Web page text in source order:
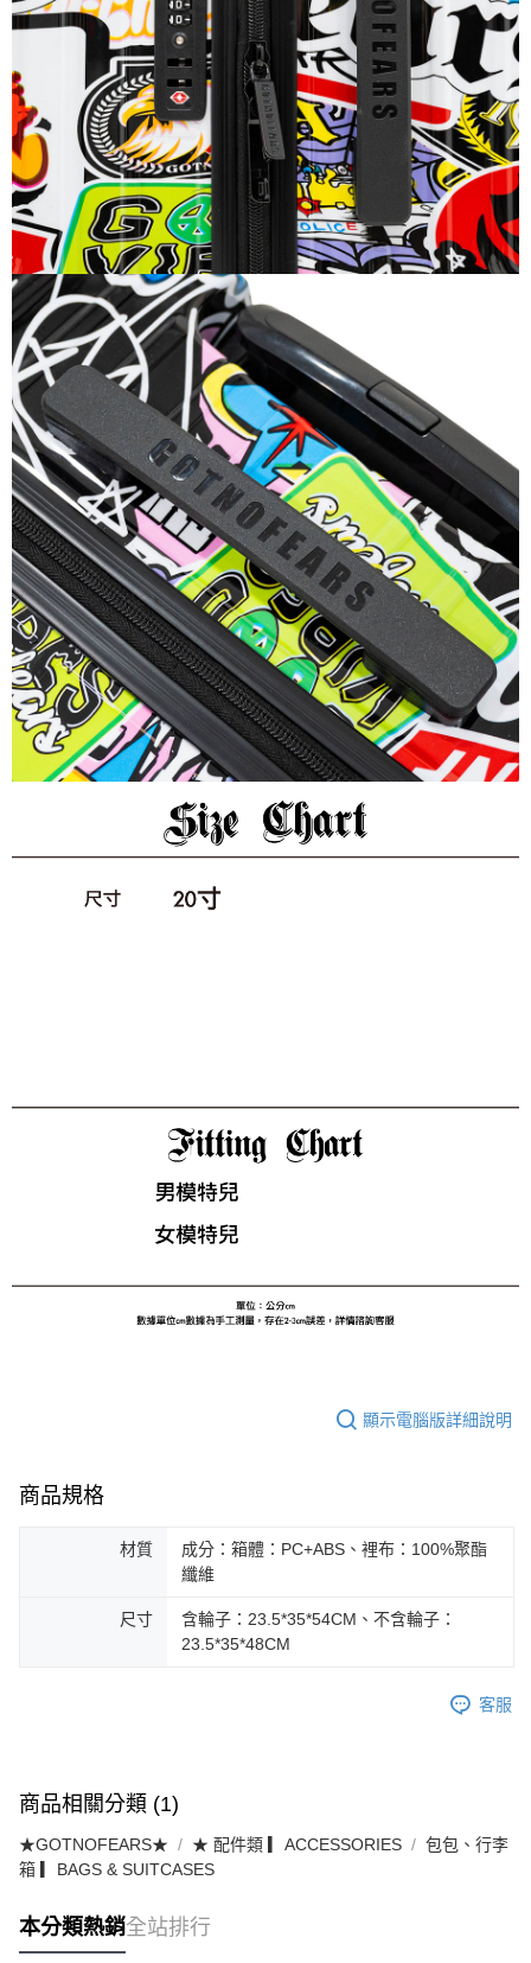
顯示電腦版詳細說明
商品規格
材質
成分：箱體：PC+ABS、裡布：100%聚酯
纖維
尺寸
含輪子：23.5*35*54CM、不含輪子：
23.5*35*48CM
客服
商品相關分類 (1)
★GOTNOFEARS★ ★ 配件類 ▎ACCESSORIES
包包、行李
箱 ▎BAGS & SUITCASES
本分類熱銷全站排行